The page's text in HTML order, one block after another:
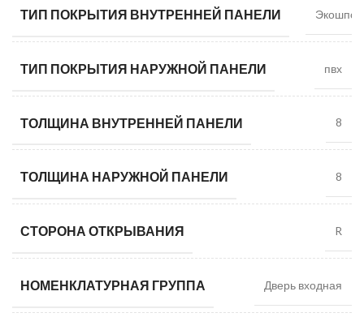
ТИП ПОКРЫТИЯ ВНУТРЕННЕЙ ПАНЕЛИ Экошпон
ТИП ПОКРЫТИЯ НАРУЖНОЙ ПАНЕЛИ пвх
ТОЛЩИНА ВНУТРЕННЕЙ ПАНЕЛИ 8
ТОЛЩИНА НАРУЖНОЙ ПАНЕЛИ 8
СТОРОНА ОТКРЫВАНИЯ R
НОМЕНКЛАТУРНАЯ ГРУППА Дверь входная